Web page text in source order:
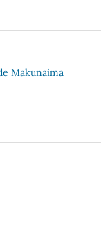
Makunaima